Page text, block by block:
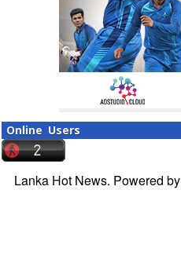
Online Users
Lanka Hot News. Powered by